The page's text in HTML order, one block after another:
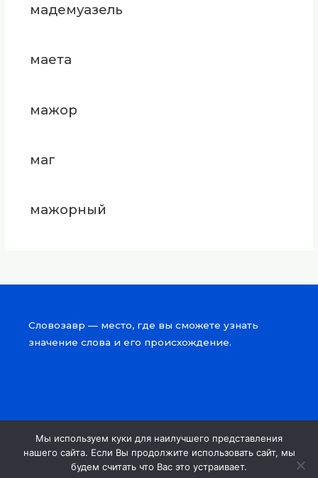
мадемуазель
маета
мажор
маг
мажорный
Словозавр — место, где вы сможете узнать
значение слова и его происхождение.
Copyright © 2026 Словозавр
Мы используем куки для наилучшего представления
нашего сайта. Если Вы продолжите использовать сайт, мы
будем считать что Вас это устраивает.